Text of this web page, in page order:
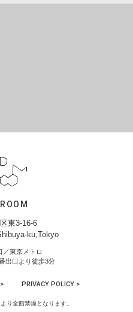
東3-16-6
ku,Tokyo
／東京メトロ
出口より徒歩3分
PRIVACY POLICY >
り全館禁煙となります。